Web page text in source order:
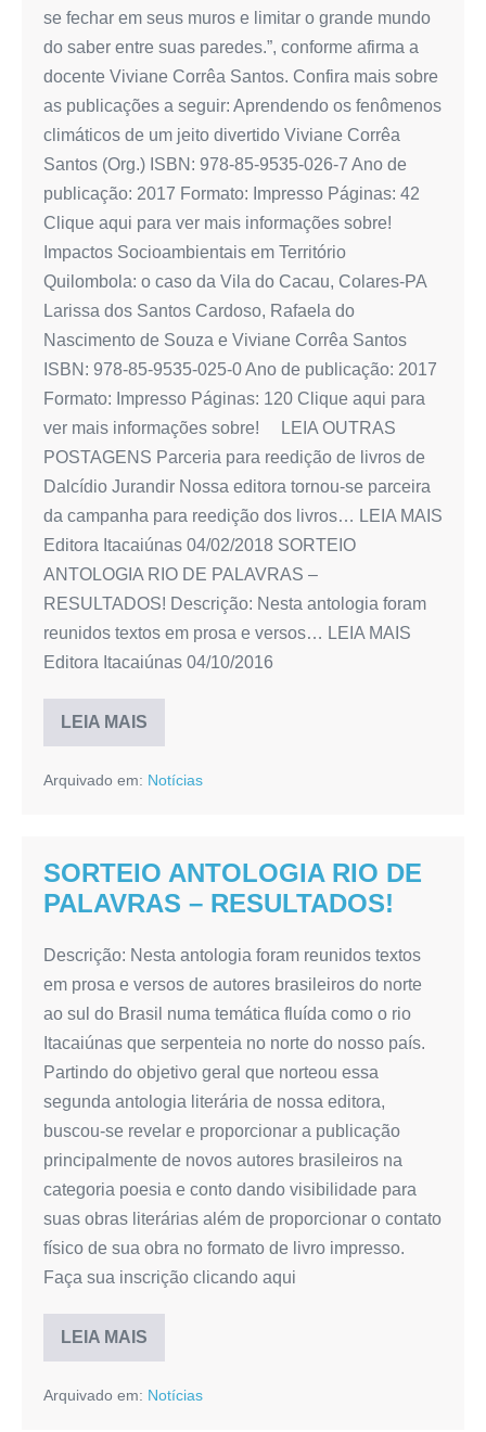
se fechar em seus muros e limitar o grande mundo
do saber entre suas paredes.”, conforme afirma a
docente Viviane Corrêa Santos. Confira mais sobre
as publicações a seguir: Aprendendo os fenômenos
climáticos de um jeito divertido Viviane Corrêa
Santos (Org.) ISBN: 978-85-9535-026-7 Ano de
publicação: 2017 Formato: Impresso Páginas: 42
Clique aqui para ver mais informações sobre!
Impactos Socioambientais em Território
Quilombola: o caso da Vila do Cacau, Colares-PA
Larissa dos Santos Cardoso, Rafaela do
Nascimento de Souza e Viviane Corrêa Santos
ISBN: 978-85-9535-025-0 Ano de publicação: 2017
Formato: Impresso Páginas: 120 Clique aqui para
ver mais informações sobre! LEIA OUTRAS
POSTAGENS Parceria para reedição de livros de
Dalcídio Jurandir Nossa editora tornou-se parceira
da campanha para reedição dos livros… LEIA MAIS
Editora Itacaiúnas 04/02/2018 SORTEIO
ANTOLOGIA RIO DE PALAVRAS –
RESULTADOS! Descrição: Nesta antologia foram
reunidos textos em prosa e versos… LEIA MAIS
Editora Itacaiúnas 04/10/2016
LEIA MAIS
Patrocínio
para
de
Arquivado em: Notícias
SORTEIO ANTOLOGIA RIO DE
PALAVRAS – RESULTADOS!
Descrição: Nesta antologia foram reunidos textos
em prosa e versos de autores brasileiros do norte
ao sul do Brasil numa temática fluída como o rio
Itacaiúnas que serpenteia no norte do nosso país.
Partindo do objetivo geral que norteou essa
segunda antologia literária de nossa editora,
buscou-se revelar e proporcionar a publicação
principalmente de novos autores brasileiros na
categoria poesia e conto dando visibilidade para
suas obras literárias além de proporcionar o contato
físico de sua obra no formato de livro impresso.
Faça sua inscrição clicando aqui
LEIA MAIS
SORTEIO
ANTOLOGIA
DE
Arquivado em: Notícias